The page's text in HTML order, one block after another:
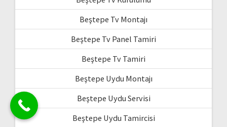
Beştepe Tv Montajı
Beştepe Tv Panel Tamiri
Beştepe Tv Tamiri
Beştepe Uydu Montajı
Beştepe Uydu Servisi
Beştepe Uydu Tamircisi